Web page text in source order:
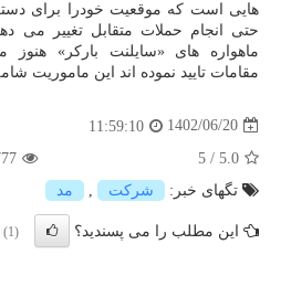
هایی است که موقعیت خودرا برای
حتی انجام حملات متقابل تغییر می
ماهواره های «سایلنت بارکر»
مقامات تایید نموده اند این ماموریت
1402/06/20
11:59:10
5.0
/
5
تگهای خبر:
شركت , مد
این مطلب را می پسندید؟ (1)